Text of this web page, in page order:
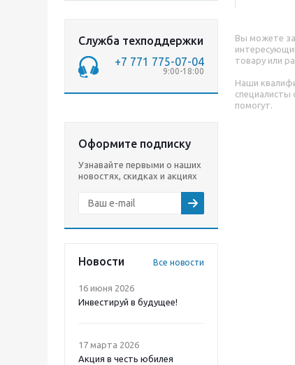
Служба техподдержки
+7 771 775-07-04
9:00-18:00
Оформите подписку
Узнавайте первыми о наших
новостях, скидках и акциях
Новости Все новости
16 июня 2026
Инвестируй в будущее!
17 марта 2026
Акция в честь юбилея
Вы можете
товару или
Наши
специалисты
помогут.